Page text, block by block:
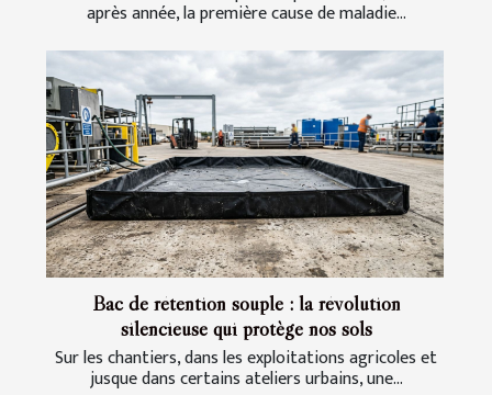
après année, la première cause de maladie...
Bac de rétention souple : la révolution
silencieuse qui protège nos sols
Sur les chantiers, dans les exploitations agricoles et
jusque dans certains ateliers urbains, une...